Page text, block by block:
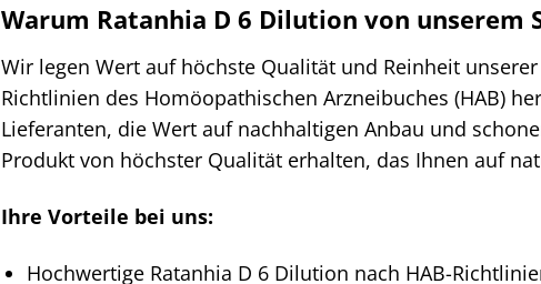
Warum Ratanhia D 6 Dilution von unserem
Wir legen Wert auf höchste Qualität und Reinheit
Richtlinien des Homöopathischen Arzneibuches (HAB)
Lieferanten, die Wert auf nachhaltigen Anbau und
Produkt von höchster Qualität erhalten, das Ihnen auf
Ihre Vorteile bei uns:
Hochwertige Ratanhia D 6 Dilution nach HAB-